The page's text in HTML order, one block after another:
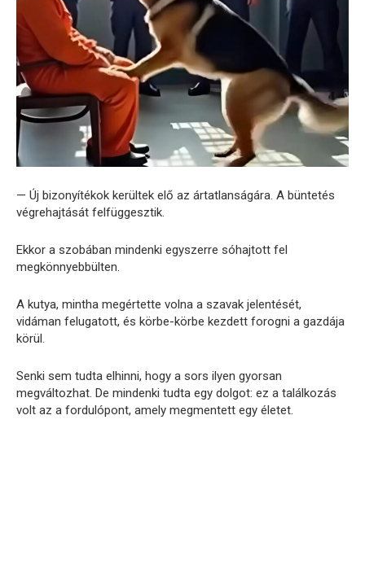
— Új bizonyítékok kerültek elő az ártatlanságára. A büntetés
végrehajtását felfüggesztik.
Ekkor a szobában mindenki egyszerre sóhajtott fel
megkönnyebbülten.
A kutya, mintha megértette volna a szavak jelentését,
vidáman felugatott, és körbe-körbe kezdett forogni a gazdája
körül.
Senki sem tudta elhinni, hogy a sors ilyen gyorsan
megváltozhat. De mindenki tudta egy dolgot: ez a találkozás
volt az a fordulópont, amely megmentett egy életet.